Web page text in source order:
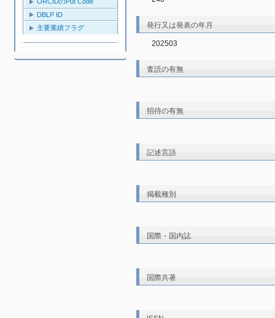
DBLP ID
主要業績フラグ
発行又は発表の年月
202503
査読の有無
招待の有無
記述言語
掲載種別
国際・国内誌
国際共著